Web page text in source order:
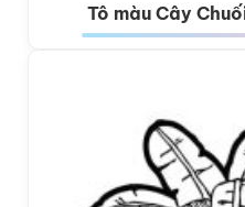
Tô màu Cây